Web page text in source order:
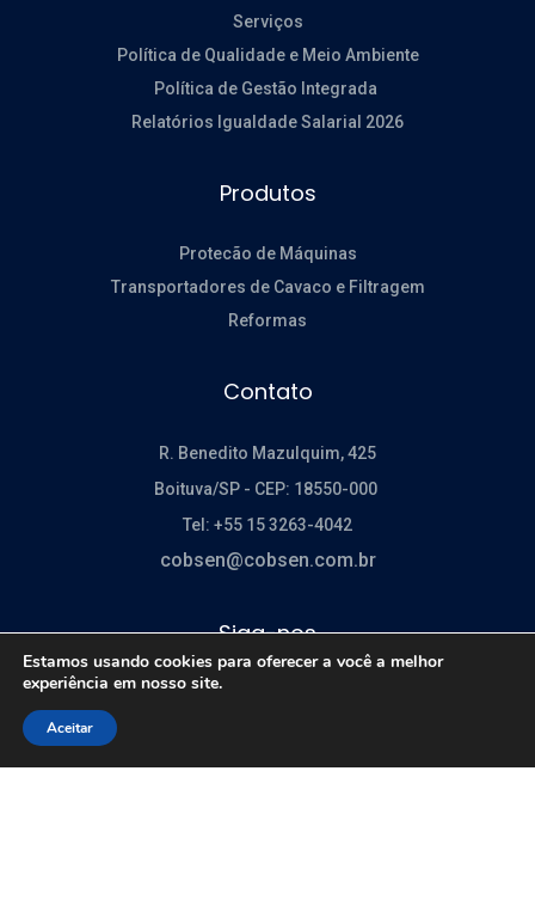
Serviços
Política de Qualidade e Meio Ambiente
Política de Gestão Integrada
Relatórios Igualdade Salarial 2026
Produtos
Protecão de Máquinas
Transportadores de Cavaco e Filtragem
Reformas
Contato
R. Benedito Mazulquim, 425
Boituva/SP - CEP: 18550-000
Tel: +55 15 3263-4042
cobsen@cobsen.com.br
Siga-nos
Estamos usando cookies para oferecer a você a melhor
experiência em nosso site.
Aceitar